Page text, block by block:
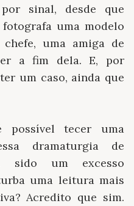
sinal, desde que
uma modelo
uma amiga de
a fim dela. E, por
um caso, ainda que
possível tecer uma
dramaturgia de
sido um excesso
uma leitura mais
Acredito que sim.